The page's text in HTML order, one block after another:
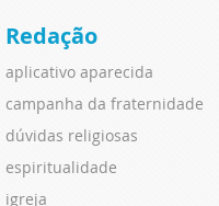
Redação
aplicativo aparecida
campanha da fraternidade
dúvidas religiosas
espiritualidade
igreja